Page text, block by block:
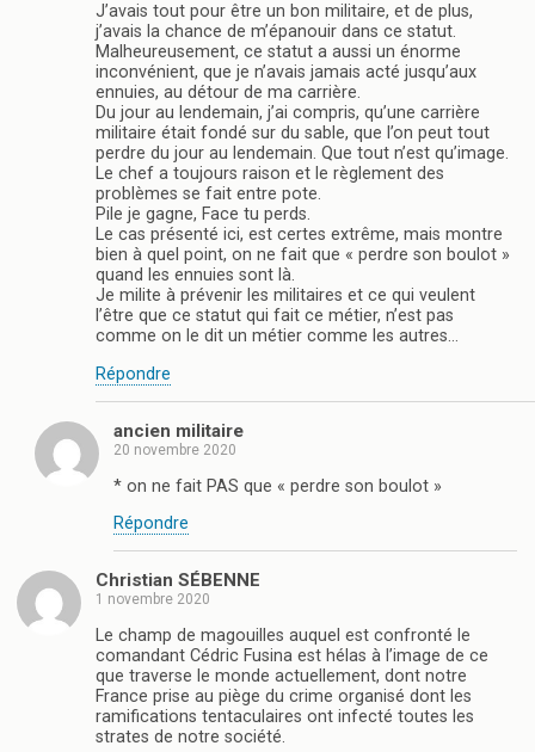
J’avais tout pour être un bon militaire, et de plus,
j’avais la chance de m’épanouir dans ce statut.
Malheureusement, ce statut a aussi un énorme
inconvénient, que je n’avais jamais acté jusqu’aux
ennuies, au détour de ma carrière.
Du jour au lendemain, j’ai compris, qu’une carrière
militaire était fondé sur du sable, que l’on peut tout
perdre du jour au lendemain. Que tout n’est qu’image.
Le chef a toujours raison et le règlement des
problèmes se fait entre pote.
Pile je gagne, Face tu perds.
Le cas présenté ici, est certes extrême, mais montre
bien à quel point, on ne fait que « perdre son boulot »
quand les ennuies sont là.
Je milite à prévenir les militaires et ce qui veulent
l’être que ce statut qui fait ce métier, n’est pas
comme on le dit un métier comme les autres…
Répondre
ancien militaire
20 novembre 2020
* on ne fait PAS que « perdre son boulot »
Répondre
Christian SÉBENNE
1 novembre 2020
Le champ de magouilles auquel est confronté le
comandant Cédric Fusina est hélas à l’image de ce
que traverse le monde actuellement, dont notre
France prise au piège du crime organisé dont les
ramifications tentaculaires ont infecté toutes les
strates de notre société.